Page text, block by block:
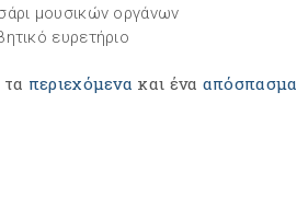
µουσικών οργάνων
ευρετήριο
τα περιεχόμενα και ένα απόσπασμα